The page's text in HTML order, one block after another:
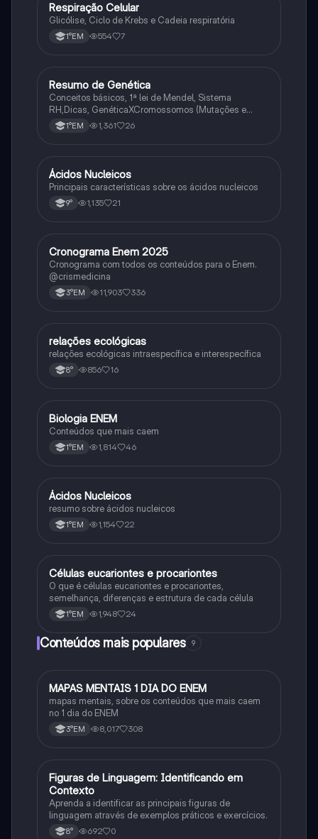
Biologia
Respiração Celular
Glicólise, Ciclo de Krebs e Cadeia respiratória
1°EM 554 7
Biologia
Resumo de Genética
Conceitos básicos, 1ª lei de Mendel, Sistema
RH,Dicas, GenéticaXCromossomos (Mutações e
Variações Genéticas).
1°EM 1,361 26
Biologia
Ácidos Nucleicos
Principais características sobre os ácidos nucleicos
9° 1,135 21
Matematica
Cronograma Enem 2025
Cronograma com todos os conteúdos para o Enem.
@crismedicina
3°EM 11,903 336
Biologia
relações ecológicas
relações ecológicas intraespecífica e interespecífica
8° 856 16
Ciência
Biologia ENEM
Conteúdos que mais caem
1°EM 1,814 46
Biologia
Ácidos Nucleicos
resumo sobre ácidos nucleicos
1°EM 1,154 22
Biologia
Células eucariontes e procariontes
O que é células eucariontes e procariontes,
semelhança, diferenças e estrutura de cada célula
1°EM 1,948 24
Conteúdos mais populares 9
Português
MAPAS MENTAIS 1 DIA DO ENEM
mapas mentais, sobre os conteúdos que mais caem
no 1 dia do ENEM
3°EM 8,017 308
FPortuguês
Figuras de Linguagem: Identificando em
Contexto
Aprenda a identificar as principais figuras de
linguagem através de exemplos práticos e exercícios.
8° 692 0